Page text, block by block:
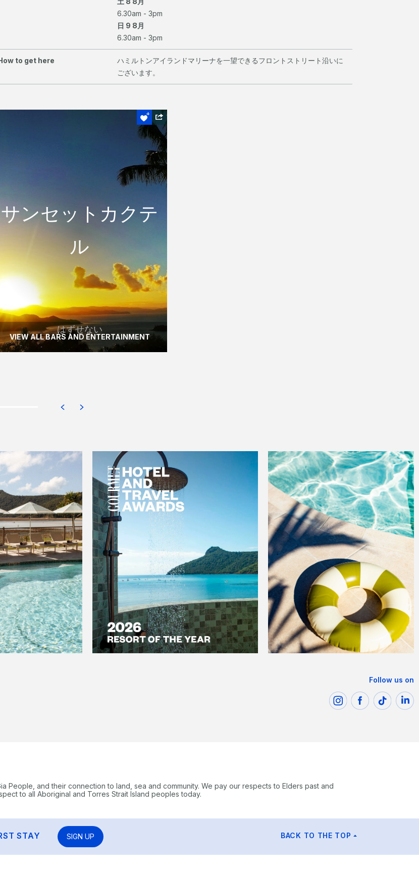
6.30am - 3pm
日 9 8月
6.30am - 3pm
to get here
ハミルトンアイランドマリーナを一望できるフロントストリート沿いに
ございます。
はずせない
サンセットカクテ
ル
サンセットカク
テル
ハミルトン島のOne Tree Hillで一杯のみ
ながら素晴らしい日の入りをお楽しみくだ
さい。
READ MORE
VIEW ALL BARS AND ENTERTAINMENT
Follow us on
People, and their connection to land, sea and community. We pay our respects to Elders past and
to all Aboriginal and Torres Strait Island peoples today.
STAY SIGN UP BACK TO THE TOP